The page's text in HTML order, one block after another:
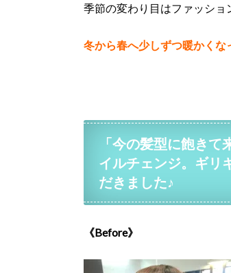
季節の変わり目はファッショ
冬から春へ少しずつ暖かく
「今の髪型に飽き
イルチェンジ。ギリ
だきました♪
《Before》